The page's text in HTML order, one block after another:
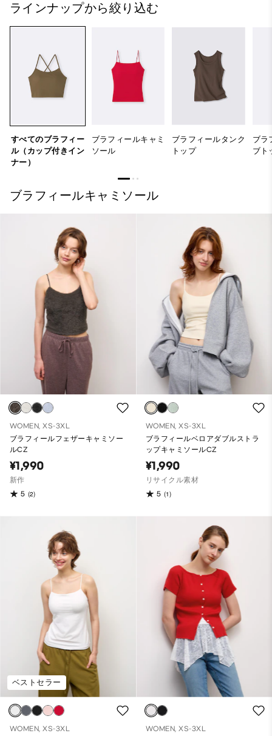
ラインナップから絞り込む
すべてのブラフィー
ル（カップ付きイン
ナー）
ブラフィールキャミ
ソール
ブラフィールタンク
トップ
ブラ
ブト
ブラフィールキャミソール
WOMEN, XS-3XL
ブラフィールフェザーキャミソー
ルCZ
¥1,990
新作
5 (2)
WOMEN, XS-3XL
ブラフィールベロアダブルストラ
ップキャミソールCZ
¥1,990
リサイクル素材
5 (1)
ベストセラー
WOMEN, XS-3XL
WOMEN, XS-3XL